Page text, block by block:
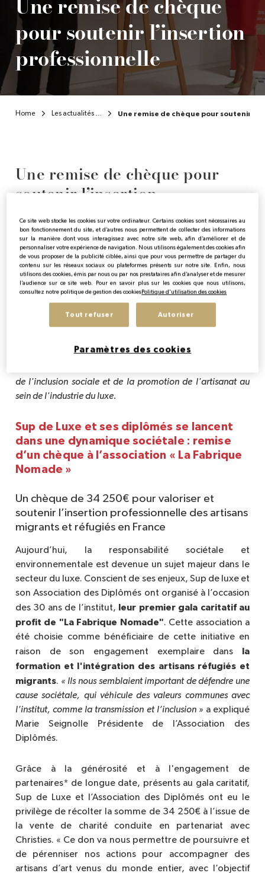
Une remise de chèque
pour soutenir l’insertion
professionnelle
Home Les actualités de l’Institut Une remise de chèque pour soutenir
Une remise de chèque pour
soutenir l’insertion
professionnelle
Publicado:20/11/2023|Actualizado:10/04/2025
Durant les derniers jours de la « Fashion Week », Sup de
Luxe, leader de l'enseignement supérieur dans le domaine
du luxe, et son Association des Diplômés ont réunis de
chèque à l'association "La Fabrique Nomade". Une
de l'inclusion sociale et de la promotion de l'artisanat au
sein de l'industrie du luxe.
Sup de Luxe et ses diplômés se lancent
dans une dynamique sociétale : remise
d’un chèque à l’association « La Fabrique
Nomade »
Un chèque de 34 250€ pour valoriser et
soutenir l’insertion professionnelle des artisans
migrants et réfugiés en France
Aujourd’hui, la responsabilité sociétale et
environnementale est devenue un sujet majeur dans le
secteur du luxe. Conscient de ses enjeux, Sup de luxe et
son Association des Diplômés ont organisé à l’occasion
des 30 ans de l’institut,
leur premier gala caritatif au
profit de "La Fabrique Nomade". Cette association a
été choisie comme bénéficiaire de cette initiative en
raison de son engagement exemplaire dans
la
formation et l'intégration des artisans réfugiés et
migrants. « Ils nous semblaient important de défendre une
cause sociétale, qui véhicule des valeurs communes avec
l’institut, comme la transmission et l’inclusion » a expliqué
Marie Seignolle Présidente de l’Association des
Diplômés.
Grâce à la générosité et à l'engagement de
partenaires* de longue date, présents au gala caritatif,
Sup de Luxe et l’Association des Diplômés ont eu le
privilège de récolter la somme de 34 250€ à l’issue de
la vente de charité conduite en partenariat avec
Christies. « Ce don va nous permettre de poursuivre et
de pérenniser nos actions pour accompagner des
artisans d’art venus du monde entier, avec l’objectif
Ce site web stocke les cookies sur votre ordinateur. Certains cookies sont nécessaires au
bon fonctionnement du site, et d’autres nous permettent de collecter des informations
sur la manière dont vous interagissez avec notre site web, afin d’améliorer et de
personnaliser votre expérience de navigation. Nous utilisons également des cookies afin
de vous proposer de la publicité ciblée, ainsi que pour vous permettre de partager du
contenu sur les réseaux sociaux ou plateformes présents sur notre site. Enfin, nous
utilisons des cookies, émis par nous ou par nos prestataires afin d’analyser et de mesurer
l’audience sur ce site web. Pour en savoir plus sur les cookies que nous utilisons,
consultez notre politique de gestion des cookies Politique d'utilisation des cookies
Tout refuser Autoriser
Paramètres des cookies